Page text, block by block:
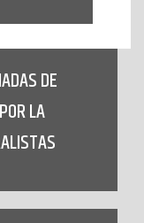
DE
LA